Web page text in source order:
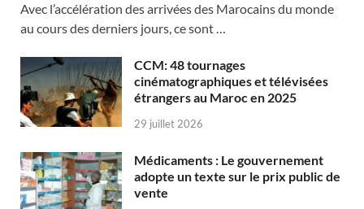
Avec l’accélération des arrivées des Marocains du monde
au cours des derniers jours, ce sont …
CCM: 48 tournages
cinématographiques et télévisées
étrangers au Maroc en 2025
29 juillet 2026
Médicaments : Le gouvernement
adopte un texte sur le prix public de
vente